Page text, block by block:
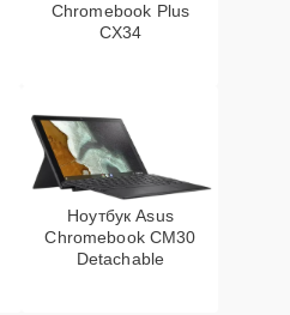
Chromebook Plus
CX34
Ноутбук Asus
Chromebook CM30
Detachable